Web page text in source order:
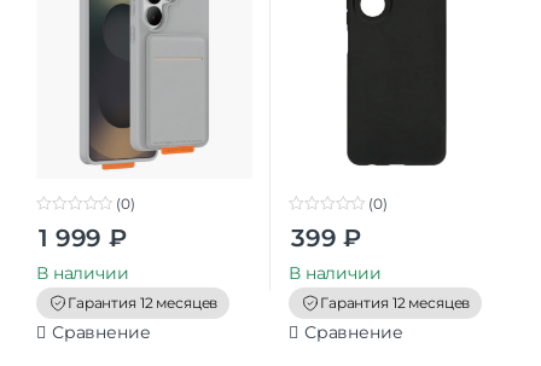
t
o
f
5
(0)
1 999 ₽
В наличии
Гарантия 12 месяцев
Сравнение
o
t
o
f
5
(0)
399 ₽
В наличии
Гарантия 12 месяцев
Сравнение